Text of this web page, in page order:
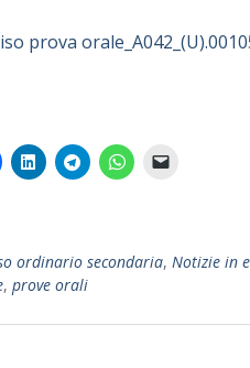
prova
ordinario secondaria, Notizie in
, prove orali